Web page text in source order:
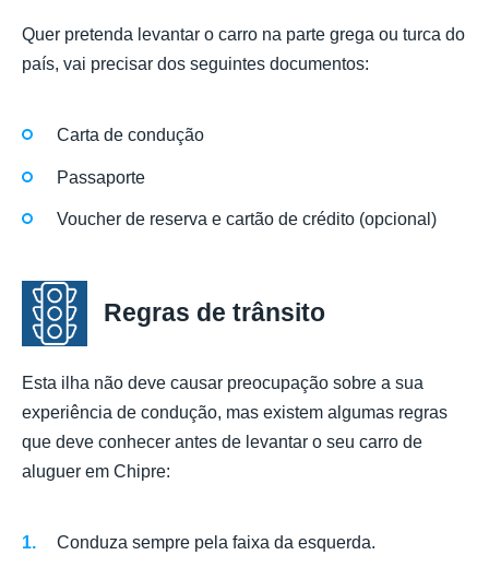
Quer pretenda levantar o carro na parte grega ou turca do
país, vai precisar dos seguintes documentos:
Carta de condução
Passaporte
Voucher de reserva e cartão de crédito (opcional)
Regras de trânsito
Esta ilha não deve causar preocupação sobre a sua
experiência de condução, mas existem algumas regras
que deve conhecer antes de levantar o seu carro de
aluguer em Chipre:
Conduza sempre pela faixa da esquerda.